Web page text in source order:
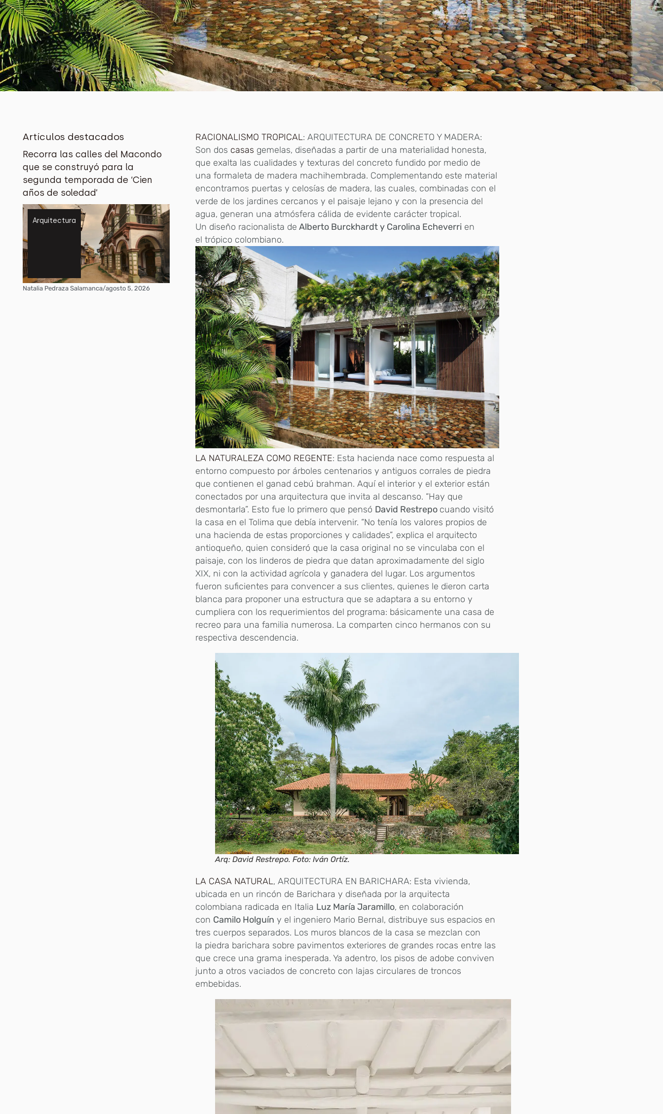
Artículos destacados
Recorra las calles del Macondo
que se construyó para la
segunda temporada de ‘Cien
años de soledad’
Arquitectura
Natalia Pedraza Salamanca/agosto 5, 2026
RACIONALISMO TROPICAL: ARQUITECTURA DE CONCRETO Y MADERA:
Son dos casas gemelas, diseñadas a partir de una materialidad honesta,
que exalta las cualidades y texturas del concreto fundido por medio de
una formaleta de madera machihembrada. Complementando este material
encontramos puertas y celosías de madera, las cuales, combinadas con el
verde de los jardines cercanos y el paisaje lejano y con la presencia del
agua, generan una atmósfera cálida de evidente carácter tropical.
Un diseño racionalista de Alberto Burckhardt y Carolina Echeverri en
el trópico colombiano.
LA NATURALEZA COMO REGENTE: Esta hacienda nace como respuesta al
entorno compuesto por árboles centenarios y antiguos corrales de piedra
que contienen el ganad cebú brahman. Aquí el interior y el exterior están
conectados por una arquitectura que invita al descanso. “Hay que
desmontarla”. Esto fue lo primero que pensó David Restrepo cuando visitó
la casa en el Tolima que debía intervenir. “No tenía los valores propios de
una hacienda de estas proporciones y calidades”, explica el arquitecto
antioqueño, quien consideró que la casa original no se vinculaba con el
paisaje, con los linderos de piedra que datan aproximadamente del siglo
XIX, ni con la actividad agrícola y ganadera del lugar. Los argumentos
fueron suficientes para convencer a sus clientes, quienes le dieron carta
blanca para proponer una estructura que se adaptara a su entorno y
cumpliera con los requerimientos del programa: básicamente una casa de
recreo para una familia numerosa. La comparten cinco hermanos con su
respectiva descendencia.
Arq: David Restrepo. Foto: Iván Ortíz.
LA CASA NATURAL, ARQUITECTURA EN BARICHARA: Esta vivienda,
ubicada en un rincón de Barichara y diseñada por la arquitecta
colombiana radicada en Italia Luz María Jaramillo, en colaboración
con Camilo Holguín y el ingeniero Mario Bernal, distribuye sus espacios en
tres cuerpos separados. Los muros blancos de la casa se mezclan con
la piedra barichara sobre pavimentos exteriores de grandes rocas entre las
que crece una grama inesperada. Ya adentro, los pisos de adobe conviven
junto a otros vaciados de concreto con lajas circulares de troncos
embebidas.